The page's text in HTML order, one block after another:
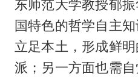
东师范大学教授郁
国特色的哲学自主
立足本土，形成鲜
派；另一方面也需